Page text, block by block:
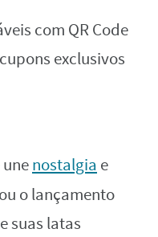
com QR Code
exclusivos
nostalgia e
o lançamento
suas latas